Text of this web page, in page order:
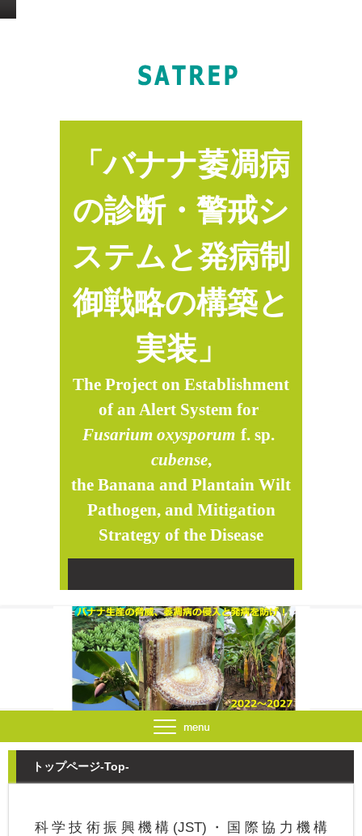
「バナナ萎凋病
の診断・警戒シ
ステムと発病制
御戦略の構築と
実装 」
The Project on Establishment
of an Alert System for-
Fusarium oxysporum- f. sp.-
cubense,
the Banana and Plantain Wilt
Pathogen, and Mitigation
Strategy of the Disease
トップページ-Top-
科学技術振興機構(JST)・国際協力機構